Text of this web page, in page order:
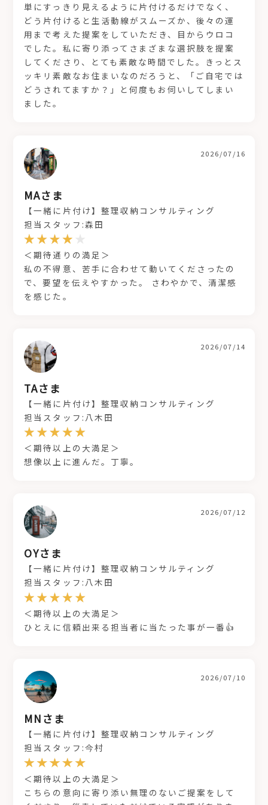
単にすっきり見えるように片付けるだけでなく、
どう片付けると生活動線がスムーズか、後々の運
用まで考えた提案をしていただき、目からウロコ
でした。私に寄り添ってさまざまな選択肢を提案
してくださり、とても素敵な時間でした。きっとス
ッキリ素敵なお住まいなのだろうと、「ご自宅では
どうされてますか？」と何度もお伺いしてしまい
ました。
MAさま
2026/07/16
【一緒に片付け】整理収納コンサルティング
担当スタッフ:森田
＜期待通りの満足＞
私の不得意、苦手に合わせて動いてくださったの
で、要望を伝えやすかった。 さわやかで、清潔感
を感じた。
TAさま
2026/07/14
【一緒に片付け】整理収納コンサルティング
担当スタッフ:八木田
＜期待以上の大満足＞
想像以上に進んだ。丁寧。
OYさま
2026/07/12
【一緒に片付け】整理収納コンサルティング
担当スタッフ:八木田
＜期待以上の大満足＞
ひとえに信頼出来る担当者に当たった事が一番👍
MNさま
2026/07/10
【一緒に片付け】整理収納コンサルティング
担当スタッフ:今村
＜期待以上の大満足＞
こちらの意向に寄り添い無理のないご提案をして